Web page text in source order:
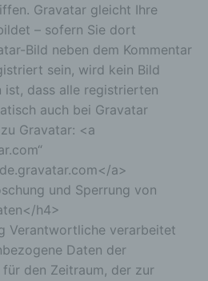
Gravatar gleicht Ihre
– sofern Sie dort
Bild neben dem Kommentar
sein, wird kein Bild
ist, dass alle registrierten
auch bei Gravatar
Gravatar: <a
a>
und Sperrung von
h4>
Verantwortliche verarbeitet
Daten der
den Zeitraum, der zur
weil dies von der
auf dem Computersystem
ist das Cookie eines
Shop. Der Online-Shop
die ein Kunde in den
hat, über ein Cookie.
kann die Setzung von
Internetseite jederzeit
Einstellung des
verhindern und damit
dauerhaft
können bereits gesetzte
einen Internetbrowser oder
gelöscht werden. Dies
möglich.
Person die Setzung von